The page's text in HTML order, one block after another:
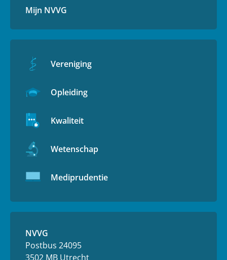
Mijn NVVG
Vereniging
Opleiding
Kwaliteit
Wetenschap
Mediprudentie
NVVG
Postbus 24095
3502 MB Utrecht